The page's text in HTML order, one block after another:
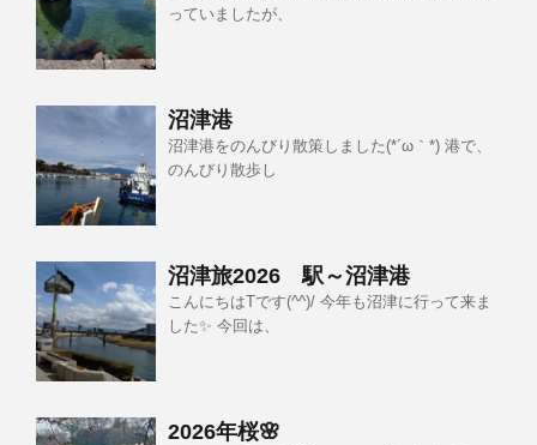
っていましたが、
沼津港
沼津港をのんびり散策しました(*´ω｀*) 港で、
のんびり散歩し
沼津旅2026 駅～沼津港
こんにちはTです(^^)/ 今年も沼津に行って来ま
した✨ 今回は、
2026年桜🌸